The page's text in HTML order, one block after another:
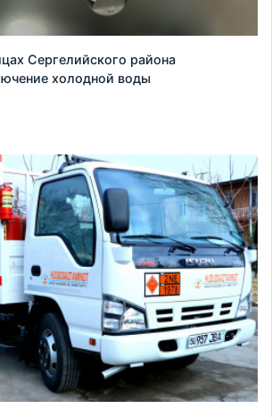
Сергелийского района
холодной воды